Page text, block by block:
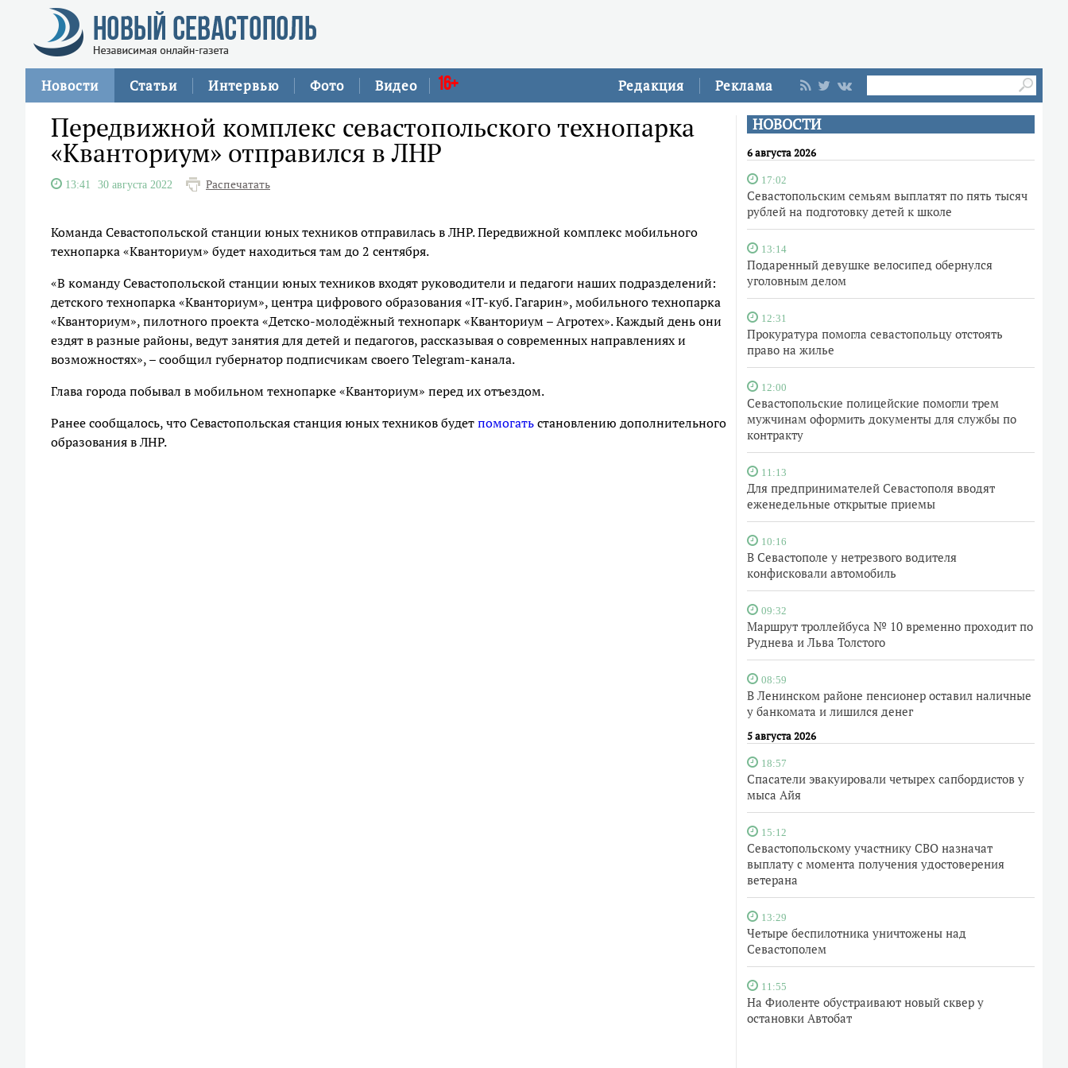
Редакция Реклама
Новости Статьи Интервью Фото Видео 16+
НОВОСТИ
6 августа 2026
17:02
Севастопольским семьям выплатят по пять тысяч
рублей на подготовку детей к школе
13:14
Подаренный девушке велосипед обернулся
уголовным делом
12:31
Прокуратура помогла севастопольцу отстоять
право на жилье
12:00
Севастопольские полицейские помогли трем
мужчинам оформить документы для службы по
контракту
11:13
Для предпринимателей Севастополя вводят
еженедельные открытые приемы
10:16
В Севастополе у нетрезвого водителя
конфисковали автомобиль
09:32
Маршрут троллейбуса № 10 временно проходит по
Руднева и Льва Толстого
08:59
В Ленинском районе пенсионер оставил наличные
у банкомата и лишился денег
5 августа 2026
18:57
Спасатели эвакуировали четырех сапбордистов у
мыса Айя
15:12
Севастопольскому участнику СВО назначат
выплату с момента получения удостоверения
ветерана
13:29
Четыре беспилотника уничтожены над
Севастополем
11:55
На Фиоленте обустраивают новый сквер у
остановки Автобат
Передвижной комплекс севастопольского технопарка
«Кванториум» отправился в ЛНР
13:41 30 августа 2022 Распечатать
Команда Севастопольской станции юных техников отправилась в ЛНР. Передвижной комплекс мобильного
технопарка «Кванториум» будет находиться там до 2 сентября.
«В команду Севастопольской станции юных техников входят руководители и педагоги наших подразделений:
детского технопарка «Кванториум», центра цифрового образования «IT-куб. Гагарин», мобильного технопарка
«Кванториум», пилотного проекта «Детско-молодёжный технопарк «Кванториум – Агротех». Каждый день они
ездят в разные районы, ведут занятия для детей и педагогов, рассказывая о современных направлениях и
возможностях», – сообщил губернатор подписчикам своего Telegram-канала.
Глава города побывал в мобильном технопарке «Кванториум» перед их отъездом.
Ранее сообщалось, что Севастопольская станция юных техников будетпомогатьстановлению дополнительного
образования в ЛНР.